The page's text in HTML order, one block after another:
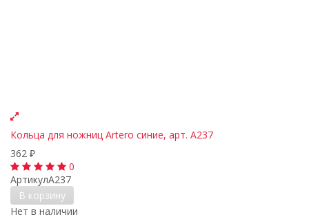
Кольца для ножниц Artero синие, арт. A237
362 ₽
0
АртикулA237
В корзину
Нет в наличии